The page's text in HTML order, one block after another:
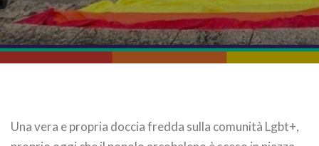
Una vera e propria doccia fredda sulla comunità Lgbt+,